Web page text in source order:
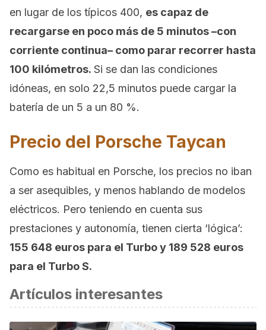
en lugar de los típicos 400, es capaz de
recargarse en poco más de 5 minutos –con
corriente continua– como parar recorrer hasta
100 kilómetros. Si se dan las condiciones
idóneas, en solo 22,5 minutos puede cargar la
batería de un 5 a un 80 %.
Precio del Porsche Taycan
Como es habitual en Porsche, los precios no iban
a ser asequibles, y menos hablando de modelos
eléctricos. Pero teniendo en cuenta sus
prestaciones y autonomía, tienen cierta ‘lógica’:
155 648 euros para el Turbo y 189 528 euros
para el Turbo S.
Artículos interesantes